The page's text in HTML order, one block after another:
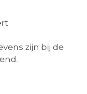
zijn bij de